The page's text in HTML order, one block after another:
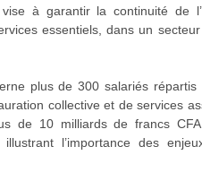
vise à garantir la continuité de
essentiels, dans un
plus de 300 salariés
collective et de services
de 10 milliards de francs
illustrant l’importance des